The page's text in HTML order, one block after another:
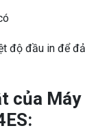
độ đầu in để
của Máy